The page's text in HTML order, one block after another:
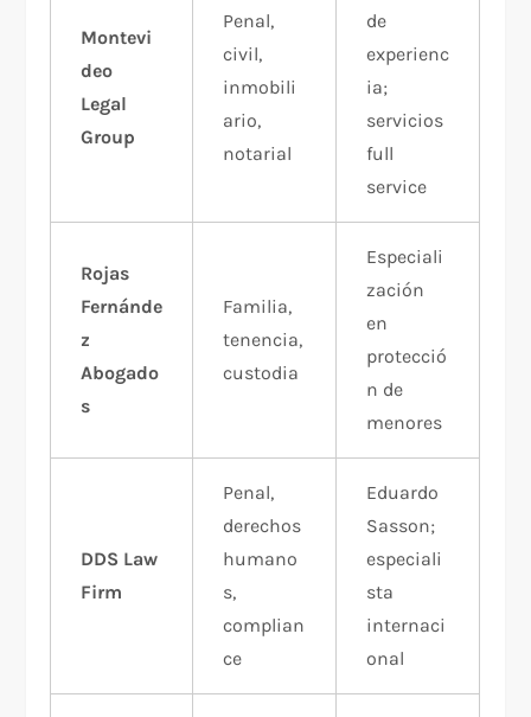
Montevi
deo
Legal
Group
Penal,
civil,
inmobili
ario,
notarial
de
experienc
ia;
servicios
full
service​
Rojas
Fernánde
z
Abogado
s
Familia,
tenencia,
custodia
Especiali
zación
en
protecció
n de
menores​
DDS Law
Firm
Penal,
derechos
humano
s,
complian
ce
Eduardo
Sasson;
especiali
sta
internaci
onal​